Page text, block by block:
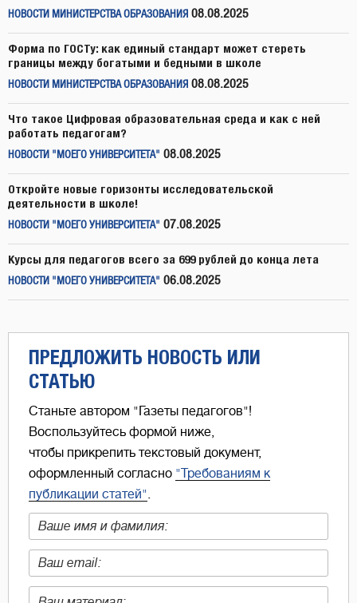
НОВОСТИ МИНИСТЕРСТВА ОБРАЗОВАНИЯ 08.08.2025
Форма по ГОСТу: как единый стандарт может стереть
границы между богатыми и бедными в школе
НОВОСТИ МИНИСТЕРСТВА ОБРАЗОВАНИЯ 08.08.2025
Что такое Цифровая образовательная среда и как с ней
работать педагогам?
НОВОСТИ "МОЕГО УНИВЕРСИТЕТА" 08.08.2025
Откройте новые горизонты исследовательской
деятельности в школе!
НОВОСТИ "МОЕГО УНИВЕРСИТЕТА" 07.08.2025
Курсы для педагогов всего за 699 рублей до конца лета
НОВОСТИ "МОЕГО УНИВЕРСИТЕТА" 06.08.2025
ПРЕДЛОЖИТЬ НОВОСТЬ ИЛИ
СТАТЬЮ
Станьте автором "Газеты педагогов"!
Воспользуйтесь формой ниже,
чтобы прикрепить текстовый документ,
оформленный согласно "Требованиям к
публикации статей"